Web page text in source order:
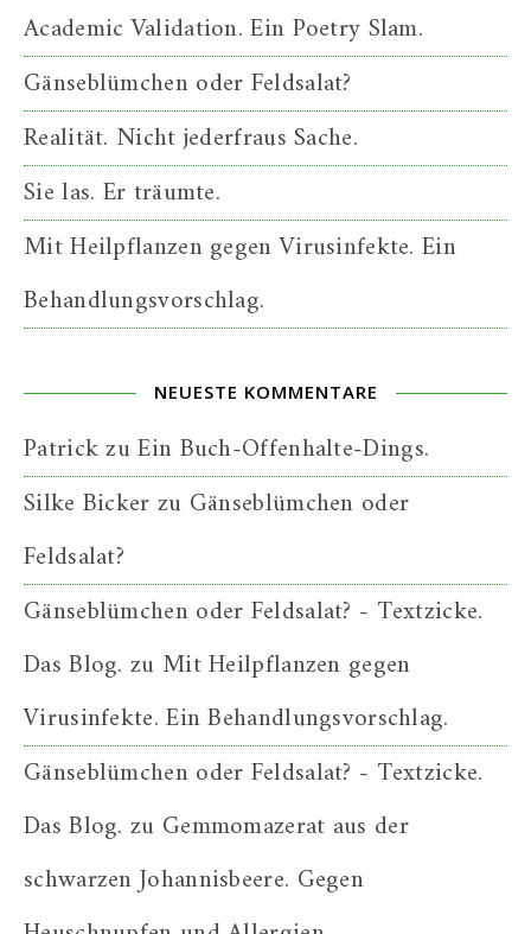
Academic Validation. Ein Poetry Slam.
Gänseblümchen oder Feldsalat?
Realität. Nicht jederfraus Sache.
Sie las. Er träumte.
Mit Heilpflanzen gegen Virusinfekte. Ein
Behandlungsvorschlag.
NEUESTE KOMMENTARE
PatrickzuEin Buch-Offenhalte-Dings.
Silke Bickerzu Gänseblümchen oder
Feldsalat?
Gänseblümchen oder Feldsalat? - Textzicke.
Das Blog. zu Mit Heilpflanzen gegen
Virusinfekte. Ein Behandlungsvorschlag.
Gänseblümchen oder Feldsalat? - Textzicke.
Das Blog. zu Gemmomazerat aus der
schwarzen Johannisbeere. Gegen